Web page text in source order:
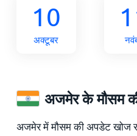
10
अक्टूबर
अजमेर के मौसम
अजमेर में मौसम की अपडेट खोज